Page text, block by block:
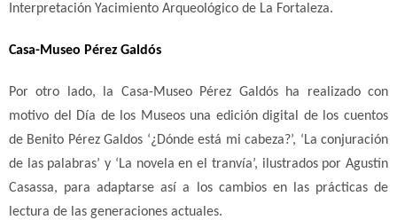
Interpretación Yacimiento Arqueológico de La Fortaleza.
Casa-Museo Pérez Galdós
Por otro lado, la Casa-Museo Pérez Galdós ha realizado con
motivo del Día de los Museos una edición digital de los cuentos
de Benito Pérez Galdos ‘¿Dónde está mi cabeza?’, ‘La conjuración
de las palabras’ y ‘La novela en el tranvía’, ilustrados por Agustín
Casassa, para adaptarse así a los cambios en las prácticas de
lectura de las generaciones actuales.